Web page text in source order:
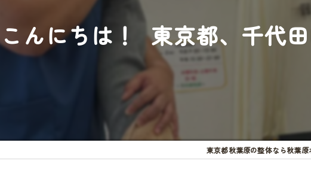
こんにちは！ 東京都、千代
東京都秋葉原の整体なら秋葉